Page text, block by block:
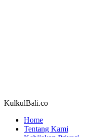
KulkulBali.co
Home
Tentang Kami